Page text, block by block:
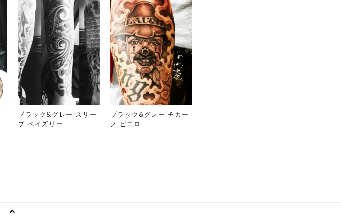
ブラック&グレー スリー
ブ ペイズリー
ブラック&グレー チカー
ノ ピエロ